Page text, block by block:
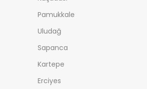
Pamukkale
Uludağ
Sapanca
Kartepe
Erciyes